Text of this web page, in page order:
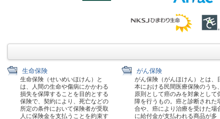
生命保険
生命保険（せいめいほけん）と
は、人間の生命や傷病にかかわる
損失を保障することを目的とする
保険で、契約により、死亡などの
所定の条件において保険者が受取
人に保険金を支払うことを約束す
がん保険
がん保険（がんほけん）とは、
本における民間医療保険のうち
原則として癌のみを対象として
障を行うもの。癌と診断された
合や、癌により治療を受けた場
に給付金が支払われる商品が多